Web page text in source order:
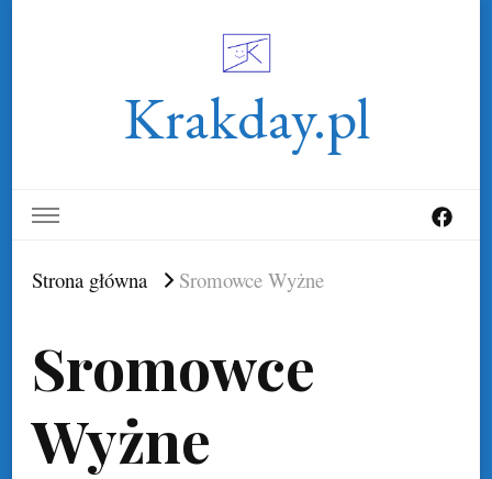
Krakday.pl
Strona główna Sromowce Wyżne
Sromowce
Wyżne